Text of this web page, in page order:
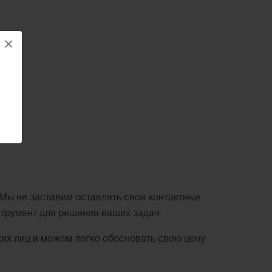
×
не заставим оставлять свои контактные
для решения ваших задач.
лиц и можем легко обосновать свою цену